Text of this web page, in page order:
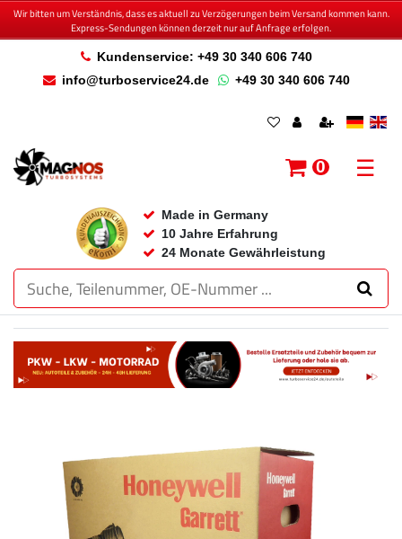
Wir bitten um Verständnis, dass es aktuell zu Verzögerungen beim Versand kommen kann.
Express-Sendungen können derzeit nur auf Anfrage erfolgen.
Kundenservice: +49 30 340 606 740
info@turboservice24.de
+49 30 340 606 740
Made in Germany
10 Jahre Erfahrung
24 Monate Gewährleistung
0 ☰